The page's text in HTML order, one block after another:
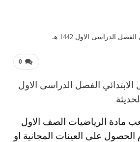
الدراسى الاول 1442 هـ
0
الفصل الدراسى الاول
مادة الرياضيات الصف الاول
الحصول على العينات المجانية او